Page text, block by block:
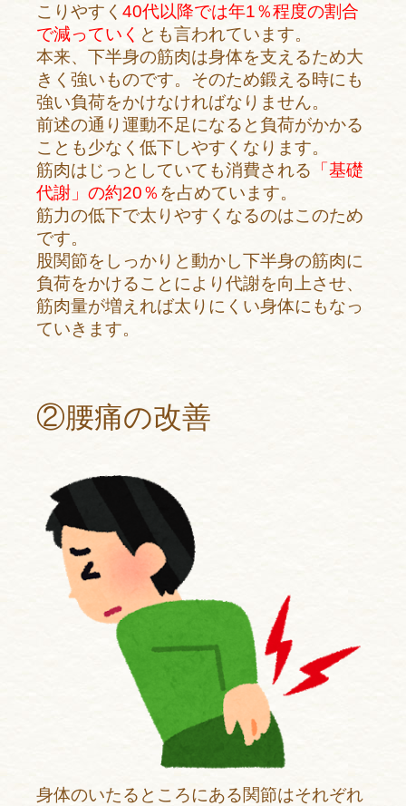
こりやすく 40代以降では年1％程度の割合
で減っていく とも言われています。
本来、下半身の筋肉は身体を支えるため大
きく強いものです。そのため鍛える時にも
強い負荷をかけなければなりません。
前述の通り運動不足になると負荷がかかる
ことも少なく低下しやすくなります。
筋肉はじっとしていても消費される 「基礎
代謝」の約20％ を占めています。
筋力の低下で太りやすくなるのはこのため
です。
股関節をしっかりと動かし下半身の筋肉に
負荷をかけることにより代謝を向上させ、
筋肉量が増えれば太りにくい身体にもなっ
ていきます。
②腰痛の改善
身体のいたるところにある関節はそれぞれ